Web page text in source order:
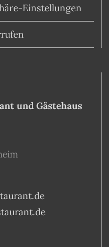
Einstellungen
und Gästehaus